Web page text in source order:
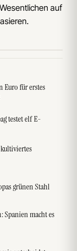
auf
Euro für erstes
testet elf E-
grünen Stahl
Spanien macht es